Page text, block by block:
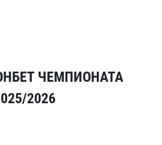
ЧЕМПИОНАТА
2026